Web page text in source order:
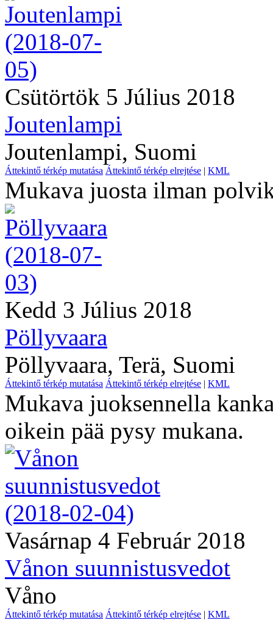
Csütörtök 5 Július 2018
Joutenlampi
Joutenlampi, Suomi
Áttekintő térkép mutatása Áttekintő térkép elrejtése | KML
Mukava juosta ilman
Kedd 3 Július 2018
Pöllyvaara
Pöllyvaara, Terä, Suomi
Áttekintő térkép mutatása Áttekintő térkép elrejtése | KML
Mukava juoksennella
oikein pää pysy mukana.
Vasárnap 4 Február 2018
Vånon suunnistusvedot
Våno
Áttekintő térkép mutatása Áttekintő térkép elrejtése | KML